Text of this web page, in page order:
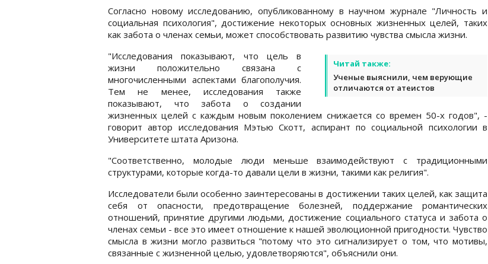
Согласно новому исследованию, опубликованному в научном журнале "Личность и
социальная психология", достижение некоторых основных жизненных целей, таких
как забота о членах семьи, может способствовать развитию чувства смысла жизни.
Читай также:
Ученые выяснили, чем верующие
отличаются от атеистов
"Исследования показывают, что цель в
жизни положительно связана с
многочисленными аспектами благополучия.
Тем не менее, исследования также
показывают, что забота о создании
жизненных целей с каждым новым поколением снижается со времен 50-х годов", -
говорит автор исследования Мэтью Скотт, аспирант по социальной психологии в
Университете штата Аризона.
"Соответственно, молодые люди меньше взаимодействуют с традиционными
структурами, которые когда-то давали цели в жизни, такими как религия".
Исследователи были особенно заинтересованы в достижении таких целей, как защита
себя от опасности, предотвращение болезней, поддержание романтических
отношений, принятие другими людьми, достижение социального статуса и забота о
членах семьи - все это имеет отношение к нашей эволюционной пригодности. Чувство
смысла в жизни могло развиться "потому что это сигнализирует о том, что мотивы,
связанные с жизненной целью, удовлетворяются", объяснили они.